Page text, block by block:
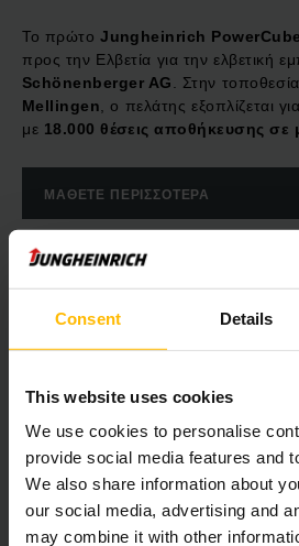
Consent Details
This website uses cookies
We use cookies to personalise
provide social media features and
We also share information about
our social media, advertising and
may combine it with other
Το πρώτοJungheinrich PowerCube
προς την Ελβετία για την ελβετική
Schönenberger AG. Στην
Mellingen, ο πελάτης εξοπλίζεται
με 18.000 θέσεις αποθήκευσης σε
ΜΆΘΕΤΕ ΠΕΡΙΣΣΌΤΕΡΑ